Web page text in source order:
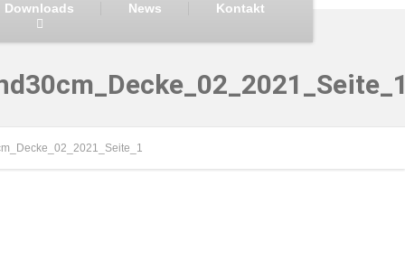
Downloads News Kontakt